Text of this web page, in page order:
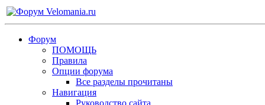
Форум
ПОМОЩЬ
Правила
Опции форума
Все разделы прочитаны
Навигация
Руководство сайта